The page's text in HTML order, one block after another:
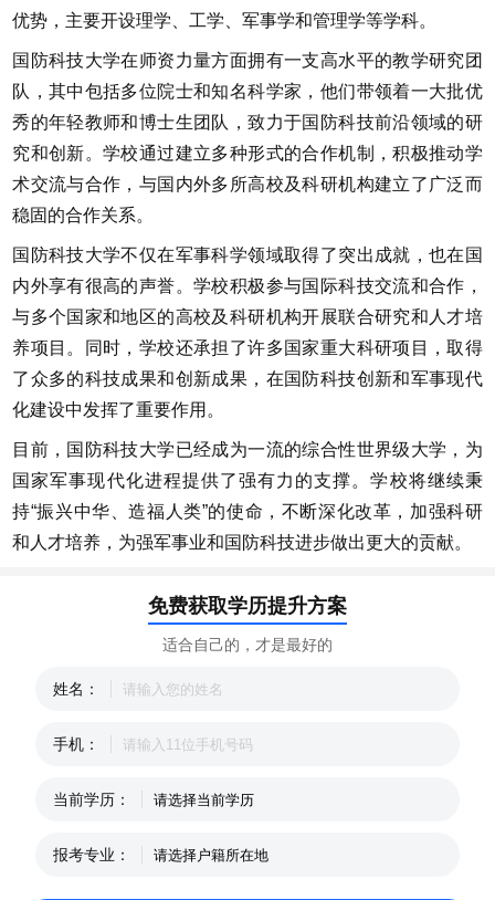
优势，主要开设理学、工学、军事学和管理学等学科。
国防科技大学在师资力量方面拥有一支高水平的教学研究团
队，其中包括多位院士和知名科学家，他们带领着一大批优
秀的年轻教师和博士生团队，致力于国防科技前沿领域的研
究和创新。学校通过建立多种形式的合作机制，积极推动学
术交流与合作，与国内外多所高校及科研机构建立了广泛而
稳固的合作关系。
国防科技大学不仅在军事科学领域取得了突出成就，也在国
内外享有很高的声誉。学校积极参与国际科技交流和合作，
与多个国家和地区的高校及科研机构开展联合研究和人才培
养项目。同时，学校还承担了许多国家重大科研项目，取得
了众多的科技成果和创新成果，在国防科技创新和军事现代
化建设中发挥了重要作用。
目前，国防科技大学已经成为一流的综合性世界级大学，为
国家军事现代化进程提供了强有力的支撑。学校将继续秉
持“振兴中华、造福人类”的使命，不断深化改革，加强科研
和人才培养，为强军事业和国防科技进步做出更大的贡献。
免费获取学历提升方案
适合自己的，才是最好的
姓名：
手机：
当前学历：
报考专业：